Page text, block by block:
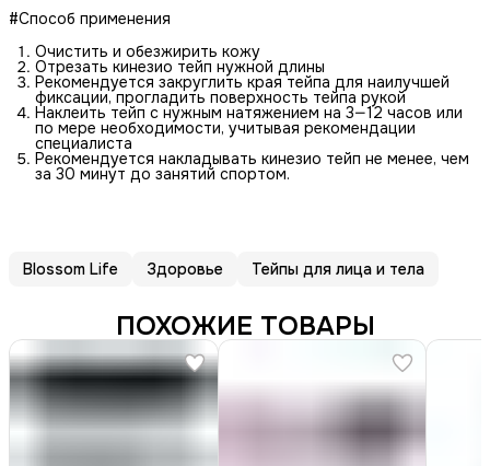
#Способ применения
Очистить и обезжирить кожу
Отрезать кинезио тейп нужной длины
Рекомендуется закруглить края тейпа для наилучшей
фиксации, прогладить поверхность тейпа рукой
Наклеить тейп с нужным натяжением на 3—12 часов или
по мере необходимости, учитывая рекомендации
специалиста
Рекомендуется накладывать кинезио тейп не менее, чем
за 30 минут до занятий спортом.
Blossom Life Здоровье Тейпы для лица и тела
ПОХОЖИЕ ТОВАРЫ